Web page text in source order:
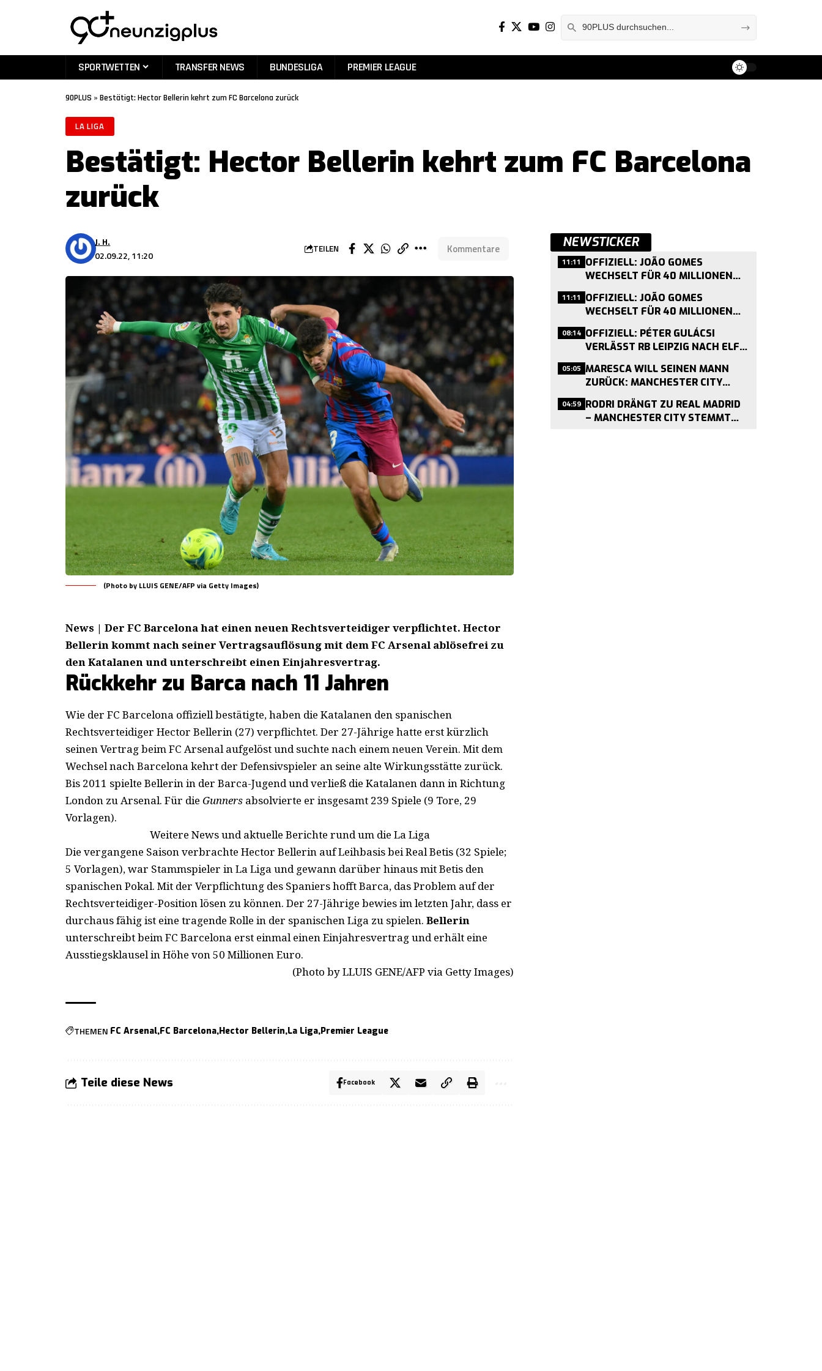
SPORTWETTEN TRANSFER NEWS BUNDESLIGA PREMIER LEAGUE
90PLUS » Bestätigt: Hector Bellerin kehrt zum FC Barcelona zurück
LA LIGA
Bestätigt: Hector Bellerin kehrt zum FC Barcelona
zurück
02.09.22, 11:20
J. H.
TEILEN Kommentare
(Photo by LLUIS GENE/AFP via Getty Images)
News | Der FC Barcelona hat einen neuen Rechtsverteidiger verpflichtet. Hector
Bellerin kommt nach seiner Vertragsauflösung mit dem FC Arsenal ablösefrei zu
den Katalanen und unterschreibt einen Einjahresvertrag.
Rückkehr zu Barca nach 11 Jahren
Wie der FC Barcelona offiziell bestätigte, haben die Katalanen den spanischen
Rechtsverteidiger Hector Bellerin (27) verpflichtet. Der 27-Jährige hatte erst kürzlich
seinen Vertrag beim FC Arsenal aufgelöst und suchte nach einem neuen Verein. Mit dem
Wechsel nach Barcelona kehrt der Defensivspieler an seine alte Wirkungsstätte zurück.
Bis 2011 spielte Bellerin in der Barca-Jugend und verließ die Katalanen dann in Richtung
London zu Arsenal. Für die Gunners absolvierte er insgesamt 239 Spiele (9 Tore, 29
Vorlagen).
Weitere News und aktuelle Berichte rund um die La Liga
Die vergangene Saison verbrachte Hector Bellerin auf Leihbasis bei Real Betis (32 Spiele;
5 Vorlagen), war Stammspieler in La Liga und gewann darüber hinaus mit Betis den
spanischen Pokal. Mit der Verpflichtung des Spaniers hofft Barca, das Problem auf der
Rechtsverteidiger-Position lösen zu können. Der 27-Jährige bewies im letzten Jahr, dass er
durchaus fähig ist eine tragende Rolle in der spanischen Liga zu spielen. Bellerin
unterschreibt beim FC Barcelona erst einmal einen Einjahresvertrag und erhält eine
Ausstiegsklausel in Höhe von 50 Millionen Euro.
(Photo by LLUIS GENE/AFP via Getty Images)
THEMEN FC Arsenal FC Barcelona Hector Bellerin La Liga Premier League
Teile diese News Facebook
NEWSTICKER
11:11 OFFIZIELL: JOÃO GOMES
WECHSELT FÜR 40 MILLIONEN
EURO VON WOLVERHAMPTON ZU
ASTON VILLA
11:11 OFFIZIELL: JOÃO GOMES
WECHSELT FÜR 40 MILLIONEN
EURO VON WOLVERHAMPTON ZU
ASTON VILLA
08:14 OFFIZIELL: PÉTER GULÁCSI
VERLÄSST RB LEIPZIG NACH ELF
VILLARREAL BESTÄTIGT
05:05 MARESCA WILL SEINEN MANN
ZURÜCK: MANCHESTER CITY
WIRBT UM PEDRO NETO
04:59 RODRI DRÄNGT ZU REAL MADRID
– MANCHESTER CITY STEMMT